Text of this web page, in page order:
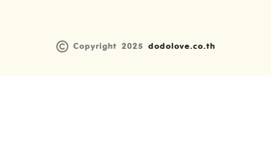
Copyright 2025 dodolove.co.th